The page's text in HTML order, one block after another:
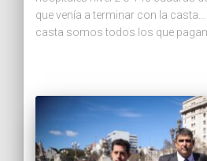
que venía a terminar con la
casta somos todos los que